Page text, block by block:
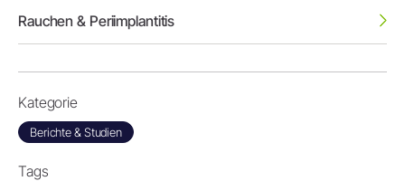
Rauchen & Periimplantitis
Kategorie
Berichte & Studien
Tags